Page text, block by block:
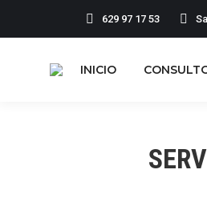
629 97 17 53
INICIO